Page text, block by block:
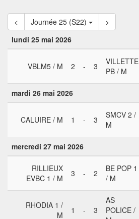
< Journée 25 (S22)
>
lundi 25 mai 2026
VBLM5 / M 2 - 3
VILLETTE
PB / M
mardi 26 mai 2026
CALUIRE / M 1 - 3
SMCV 2 /
M
mercredi 27 mai 2026
RILLIEUX
EVBC 1 / M
3 - 2
BE POP 1
/ M
RHODIA 1 /
M
1 - 3
AS
POLICE /